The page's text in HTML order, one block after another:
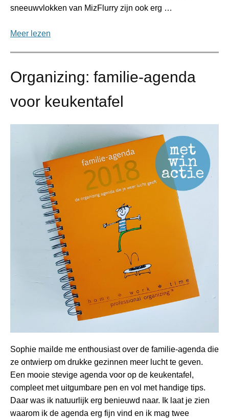
sneeuwvlokken van MizFlurry zijn ook erg …
Meer lezen
Organizing: familie-agenda
voor keukentafel
Sophie mailde me enthousiast over de familie-agenda die
ze ontwierp om drukke gezinnen meer lucht te geven.
Een mooie stevige agenda voor op de keukentafel,
compleet met uitgumbare pen en vol met handige tips.
Daar was ik natuurlijk erg benieuwd naar. Ik laat je zien
waarom ik de agenda erg fijn vind en ik mag twee